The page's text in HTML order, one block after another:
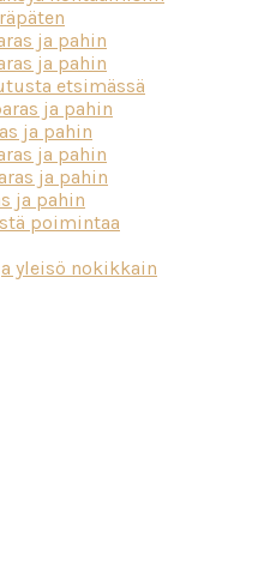
ja pahin
ja pahin
etsimässä
ja pahin
ja pahin
ja pahin
ja pahin
ja pahin
poimintaa
yleisö nokikkain